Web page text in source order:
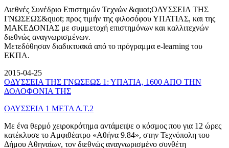
Διεθνές Συνέδριο Επιστημών Τεχνών &quot;ΟΔΥΣΣΕΙΑ ΤΗΣ
ΓΝΩΣΕΩΣ&quot; προς τιμήν της φιλοσόφου ΥΠΑΤΙΑΣ, και της
ΜΑΚΕΔΟΝΙΑΣ με συμμετοχή επιστημόνων και καλλιτεχνών
διεθνώς αναγνωρισμένων.
Μετεδόθησαν διαδικτυακά από το πρόγραμμα e-learning του
ΕΚΠΑ.
2015-04-25
ΟΔΥΣΣΕΙΑ ΤΗΣ ΓΝΩΣΕΩΣ 1: ΥΠΑΤΙΑ, 1600 ΑΠΟ ΤΗΝ
ΔΟΛΟΦΟΝΙΑ ΤΗΣ
ΟΔΥΣΣΕΙΑ 1 ΜΕΤΑ Δ.Τ.2
Με ένα θερμό χειροκρότημα αντάμειψε ο κόσμος που για 12 ώρες
κατέκλυσε το Αμφιθέατρο «Αθήνα 9.84», στην Τεχνόπολη του
Δήμου Αθηναίων, τον διεθνώς αναγνωρισμένο συνθέτη